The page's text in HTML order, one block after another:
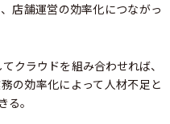
店舗運営の効率化につながっ
クラウドを組み合わせれば、
の効率化によって人材不足と
。